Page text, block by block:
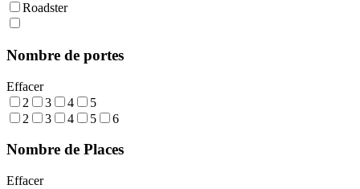
Roadster
Nombre de portes
Effacer
2
3 4
5
2
3 4 5 6
Nombre de Places
Effacer